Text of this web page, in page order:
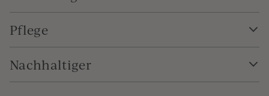
Pflege
Nachhaltiger